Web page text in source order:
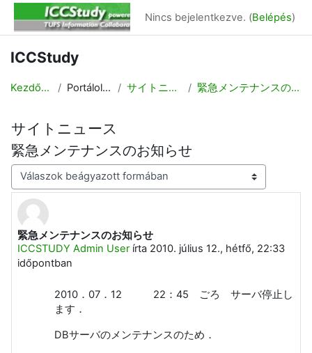
Tovább a fő tartalomhoz
Nincs bejelentkezve. (Belépés)
ICCStudy
Kezdőoldal Portáloldalak サイトニュース 緊急メンテナンスのお知らせ
サイトニュース
緊急メンテナンスのお知らせ
Megjelenítési mód
緊急メンテナンスのお知らせ
ICCSTUDY Admin Userírta 2010. július 12., hétfő, 22:33
időpontban
Válaszok szám: 0
2010．07．12 22：45 ごろ サーバ停止し
ます．
DBサーバのメンテナンスのため．